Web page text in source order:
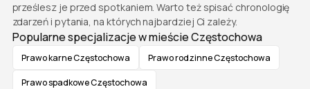
prześlesz je przed spotkaniem. Warto też spisać chronologię
zdarzeń i pytania, na których najbardziej Ci zależy.
Popularne specjalizacje w mieście Częstochowa
Prawo karne Częstochowa Prawo rodzinne Częstochowa
Prawo spadkowe Częstochowa